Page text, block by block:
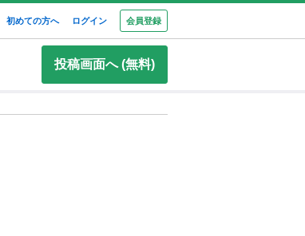
初めての方へ ログイン 会員登録
投稿画面へ (無料)